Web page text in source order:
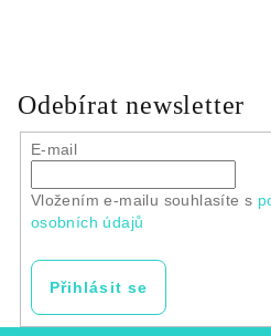
Odebírat newsletter
E-mail
Vložením e-mailu souhlasíte s
osobních údajů
Přihlásit se